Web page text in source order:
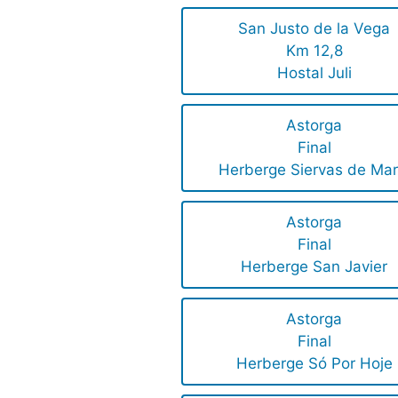
San Justo de la Vega
Km 12,8
Hostal Juli
Astorga
Final
Herberge Siervas de
Astorga
Final
Herberge San Javier
Astorga
Final
Herberge Só Por Hoje